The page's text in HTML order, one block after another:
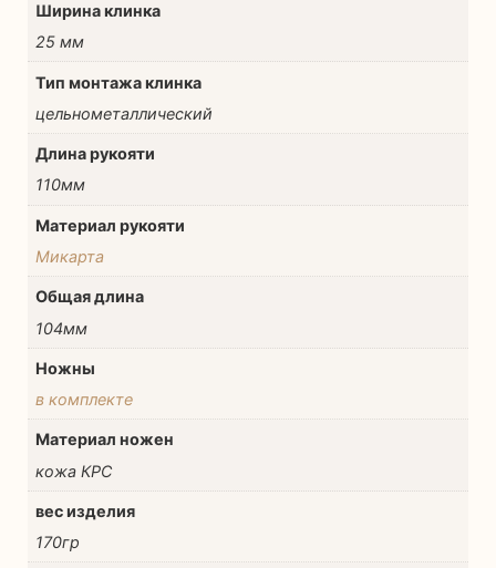
Ширина клинка
25 мм
Тип монтажа клинка
цельнометаллический
Длина рукояти
110мм
Материал рукояти
Микарта
Общая длина
104мм
Hожны
в комплекте
Материал ножен
кожа КРС
вес изделия
170гр